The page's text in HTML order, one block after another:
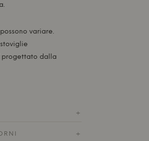
variare.
progettato dalla
+
+